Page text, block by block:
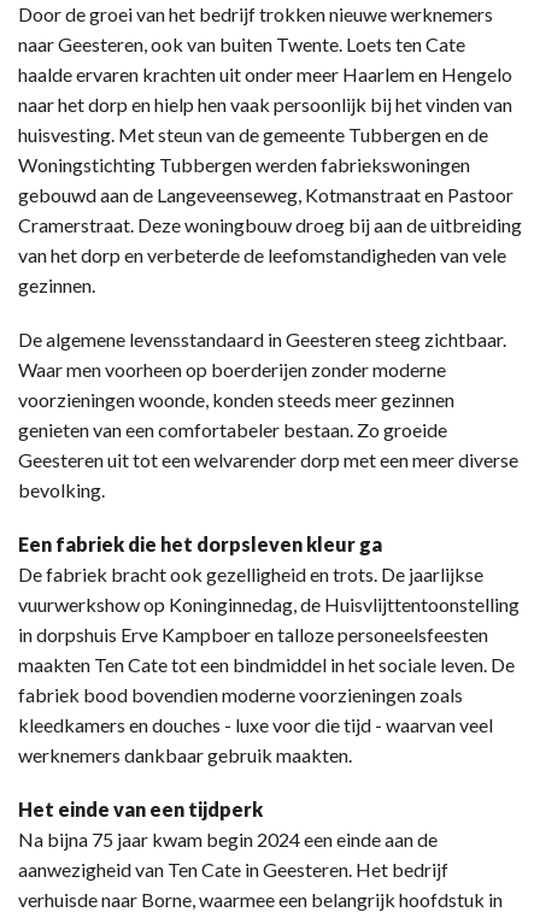
Door de groei van het bedrijf trokken nieuwe werknemers
naar Geesteren, ook van buiten Twente. Loets ten Cate
haalde ervaren krachten uit onder meer Haarlem en Hengelo
naar het dorp en hielp hen vaak persoonlijk bij het vinden van
huisvesting. Met steun van de gemeente Tubbergen en de
Woningstichting Tubbergen werden fabriekswoningen
gebouwd aan de Langeveenseweg, Kotmanstraat en Pastoor
Cramerstraat. Deze woningbouw droeg bij aan de uitbreiding
van het dorp en verbeterde de leefomstandigheden van vele
gezinnen.
De algemene levensstandaard in Geesteren steeg zichtbaar.
Waar men voorheen op boerderijen zonder moderne
voorzieningen woonde, konden steeds meer gezinnen
genieten van een comfortabeler bestaan. Zo groeide
Geesteren uit tot een welvarender dorp met een meer diverse
bevolking.
Een fabriek die het dorpsleven kleur ga
De fabriek bracht ook gezelligheid en trots. De jaarlijkse
vuurwerkshow op Koninginnedag, de Huisvlijttentoonstelling
in dorpshuis Erve Kampboer en talloze personeelsfeesten
maakten Ten Cate tot een bindmiddel in het sociale leven. De
fabriek bood bovendien moderne voorzieningen zoals
kleedkamers en douches - luxe voor die tijd - waarvan veel
werknemers dankbaar gebruik maakten.
Het einde van een tijdperk
Na bijna 75 jaar kwam begin 2024 een einde aan de
aanwezigheid van Ten Cate in Geesteren. Het bedrijf
verhuisde naar Borne, waarmee een belangrijk hoofdstuk in